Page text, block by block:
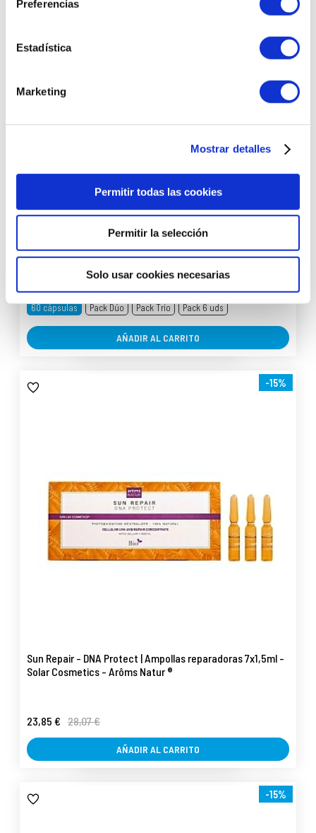
Preferencias
Estadística
Marketing
Mostrar detalles
Permitir todas las cookies
Permitir la selección
Solo usar cookies necesarias
Cabello & Uñas 60 Cápsulas | Complemento Fortalecedor -
(4 opiniones)
23,49 €
60 cápsulas Pack Dúo Pack Trío Pack 6 uds
AÑADIR AL CARRITO
-15%
Sun Repair - DNA Protect | Ampollas reparadoras 7x1,5ml -
Solar Cosmetics - Arôms Natur ®
23,85 € 28,07 €
AÑADIR AL CARRITO
-15%